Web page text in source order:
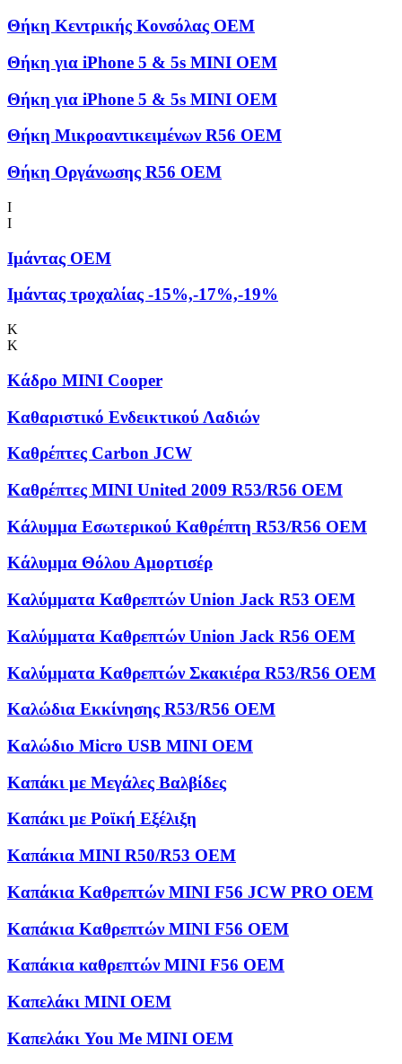
Θήκη Kεντρικής Kονσόλας OEM
Θήκη για iPhone 5 & 5s MINI OEM
Θήκη για iPhone 5 & 5s MINI OEM
Θήκη Μικροαντικειμένων R56 OEM
Θήκη Οργάνωσης R56 OEM
Ι
Ι
Ιμάντας OEM
Ιμάντας τροχαλίας -15%,-17%,-19%
Κ
Κ
Κάδρο MINI Cooper
Καθαριστικό Ενδεικτικού Λαδιών
Καθρέπτες Carbon JCW
Καθρέπτες MINI United 2009 R53/R56 OEM
Κάλυμμα Εσωτερικού Καθρέπτη R53/R56 OEM
Κάλυμμα Θόλου Αμορτισέρ
Καλύμματα Kαθρεπτών Union Jack R53 OEM
Καλύμματα Καθρεπτών Union Jack R56 OEM
Καλύμματα Καθρεπτών Σκακιέρα R53/R56 OEM
Καλώδια Εκκίνησης R53/R56 OEM
Καλώδιο Micro USB MINI OEM
Καπάκι με Μεγάλες Βαλβίδες
Καπάκι με Ροϊκή Εξέλιξη
Καπάκια MINI R50/R53 OEM
Καπάκια Καθρεπτών MINI F56 JCW PRO OEM
Καπάκια Καθρεπτών MINI F56 OEM
Καπάκια καθρεπτών MINI F56 OEM
Καπελάκι MINI OEM
Καπελάκι You Me MINI OEM